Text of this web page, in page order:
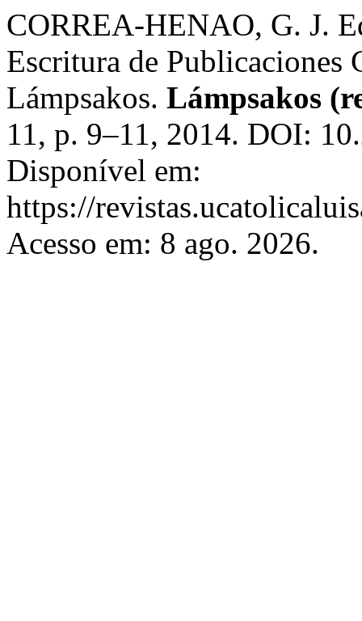
CORREA-HENAO, G. J.
Escritura de Publicaciones
Lámpsakos. Lámpsakos
11, p. 9–11, 2014. DOI:
Disponível em:
https://
Acesso em: 8 ago. 2026.